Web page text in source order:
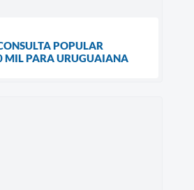
POPULAR
MIL PARA URUGUAIANA